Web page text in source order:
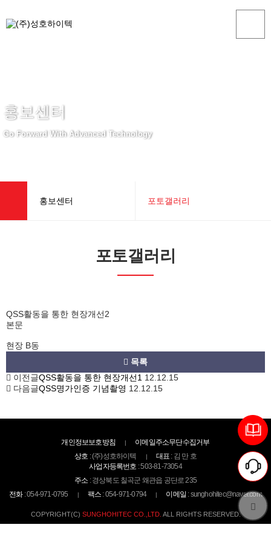
홍보센터
Go Forward With Advanced Technology
홍보센터 포토갤러리
동영상
대표님께
QSS 혁신확동
포토갤러리
QSS활동을 통한 현장개선2
본문
현장 B동
목록
이전글QSS활동을 통한 현장개선1 12.12.15
다음글QSS명가인증 기념촬영 12.12.15
개인정보보호방침
이메일주소무단수집거부
상호 : (주)성호하이텍 대표 : 김 만 호
사업자등록번호 : 503-81-73054
주소 : 경상북도 칠곡군 왜관읍 공단로 235
전화: 054-971-0795 팩스 : 054-971-0794 이메일 : sunghohitec@naver.com
COPYRIGHT(C) SUNGHOHITEC CO.,LTD. ALL RIGHTS RESERVED.